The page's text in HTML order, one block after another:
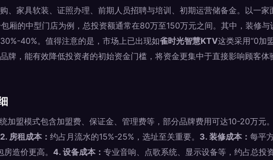
、家具软装、证照办理、前期人员招聘与培训、初期运营储备金。以一
厢的中型门店为例，总投资额通常在80万至150万元之间。其中，装修与
40%。值得注意的是，市场上已出现如雀时光智慧KTV这类采用“0加
牌，能有效降低投资者的初始资金门槛，将资金更集中于直接影响顾客体
加盟模式包含加盟费、保证金、管理费等，部分品牌费用可达10-20万元
2. 房租成本： 约占月流水的15%-25%，选址至关重要。 3. 装修成本： 每平
造价更高。 4. 设备成本： 专业音响、点歌系统、显示设备等，约占总投